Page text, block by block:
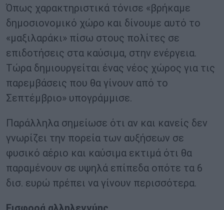
Όπως χαρακτηριστικά τόνισε «βρήκαμε
δημοσιονομικό χώρο και δίνουμε αυτό το
«μαξιλαράκι» πίσω στους πολίτες σε
επιδοτήσεις στα καύσιμα, στην ενέργεια.
Τώρα δημιουργείται ένας νέος χώρος για τις
παρεμβάσεις που θα γίνουν από το
Σεπτέμβριο» υπογράμμισε.
Παράλληλα σημείωσε ότι αν και κανείς δεν
γνωρίζει την πορεία των αυξήσεων σε
φυσικό αέριο και καύσιμα εκτιμά ότι θα
παραμένουν σε υψηλά επίπεδα οπότε τα 6
δισ. ευρώ πρέπει να γίνουν περισσότερα.